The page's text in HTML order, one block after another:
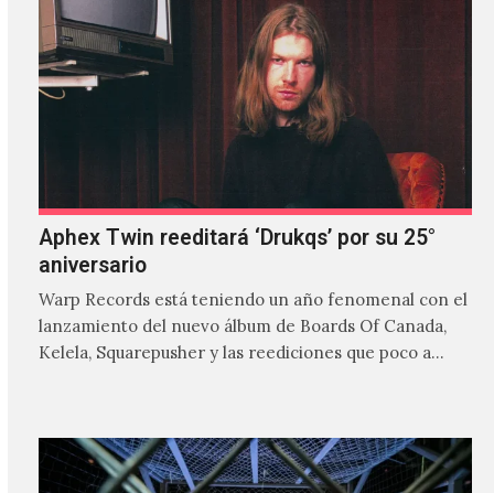
Aphex Twin reeditará ‘Drukqs’ por su 25°
aniversario
Warp Records está teniendo un año fenomenal con el
lanzamiento del nuevo álbum de Boards Of Canada,
Kelela, Squarepusher y las reediciones que poco a…